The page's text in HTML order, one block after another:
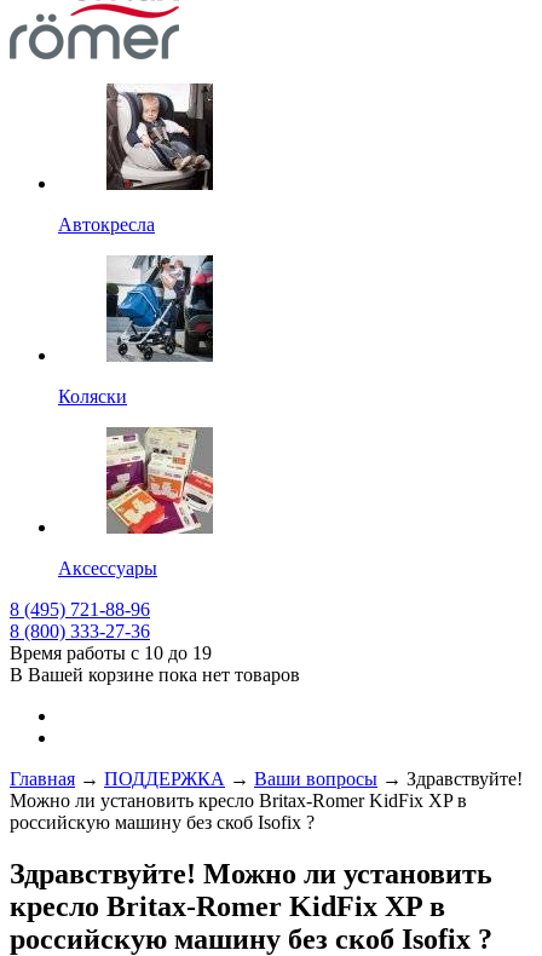
Автокресла
Коляски
Аксессуары
8 (495) 721-88-96
8 (800) 333-27-36
Время работы с 10 до 19
В Вашей корзине пока нет товаров
Главная → ПОДДЕРЖКА → Ваши вопросы → Здравствуйте!
Можно ли установить кресло Britax-Romer KidFix XP в
российскую машину без скоб Isofix ?
Здравствуйте! Можно ли установить
кресло Britax-Romer KidFix XP в
российскую машину без скоб Isofix ?